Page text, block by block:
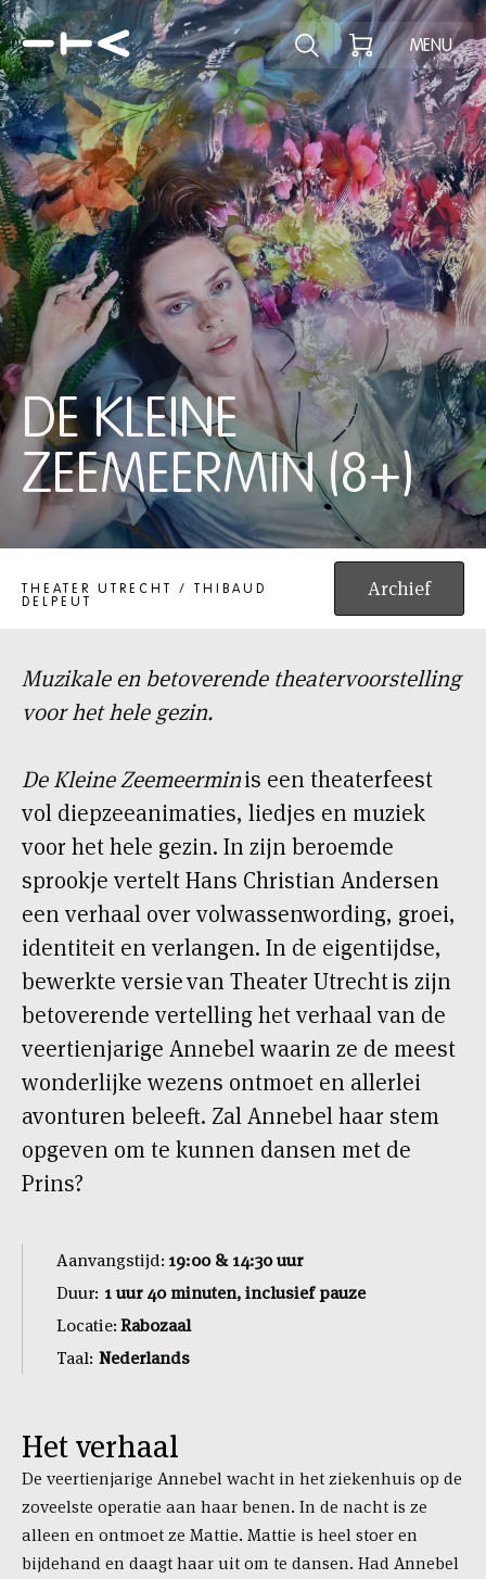
Ontdek het
MENU
DE KLEINE
ZEEMEERMIN (8+)
DE KLEINE ZEEMEERMIN (8+)
THEATER UTRECHT / THIBAUD
DELPEUT
Archief
Muzikale en betoverende theatervoorstelling
voor het hele gezin.
De Kleine Zeemeerminis een theaterfeest
vol diepzeeanimaties, liedjes en muziek
voor het hele gezin. In zijn beroemde
sprookje vertelt Hans Christian Andersen
een verhaal over volwassenwording, groei,
identiteit en verlangen. In de eigentijdse,
bewerkte versie van Theater Utrecht is zijn
betoverende vertelling het verhaal van de
veertienjarige Annebel waarin ze de meest
wonderlijke wezens ontmoet en allerlei
avonturen beleeft. Zal Annebel haar stem
opgeven om te kunnen dansen met de
Prins?
Aanvangstijd: 19:00 & 14:30 uur
Duur: 1 uur 40 minuten, inclusief pauze
Locatie: Rabozaal
Taal: Nederlands
Het verhaal
De veertienjarige Annebel wacht in het ziekenhuis op de
zoveelste operatie aan haar benen. In de nacht is ze
alleen en ontmoet ze Mattie. Mattie is heel stoer en
bijdehand en daagt haar uit om te dansen. Had Annebel